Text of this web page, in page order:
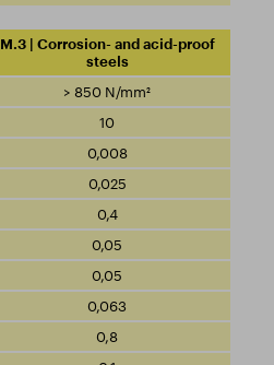
M.3 | Corrosion- and acid-proof
steels
> 850 N/mm²
10
0,008
0,025
0,4
0,05
0,05
0,063
0,8